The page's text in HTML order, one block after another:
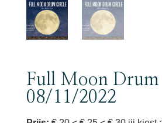
Full Moon Drum
08/11/2022